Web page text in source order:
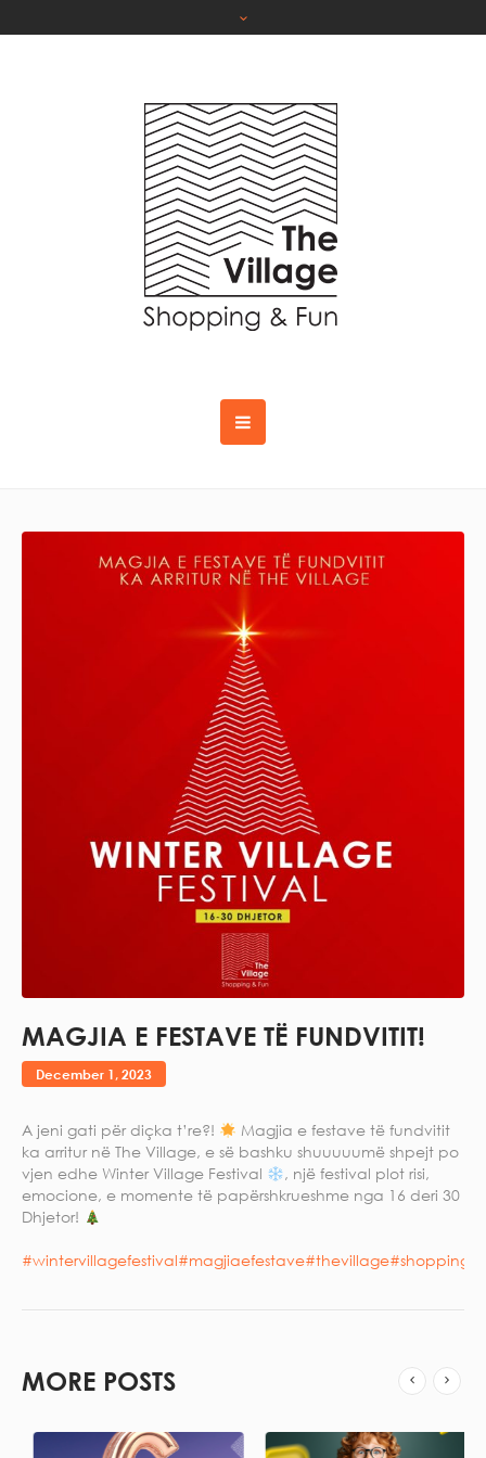
MAGJIA E FESTAVE TË FUNDVITIT!
December 1, 2023
A jeni gati për diçka t’re?!
Magjia e festave të fundvitit
ka arritur në The Village, e së bashku shuuuuumë shpejt po
vjen edhe Winter Village Festival
, një festival plot risi,
emocione, e momente të papërshkrueshme nga 16 deri 30
Dhjetor!
#wintervillagefestival#magjiaefestave#thevillage
MORE POSTS